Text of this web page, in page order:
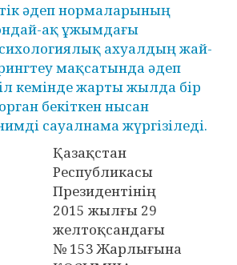
әдеп нормаларының
ақ ұжымдағы
ахуалдың жай-
мақсатында әдеп
кемінде жарты жылда бір
бекіткен нысан
сауалнама жүргізіледі.
Қазақстан
Республикасы
Президентінің
2015 жылғы 29
желтоқсандағы
№ 153 Жарлығына